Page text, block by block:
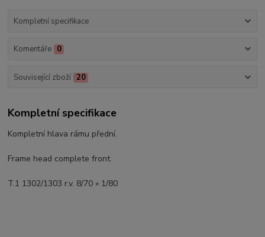
Kompletní specifikace
Komentáře 0
Související zboží 20
Kompletní specifikace
Kompletní hlava rámu přední.
Frame head complete front.
T.1 1302/1303 r.v. 8/70 » 1/80